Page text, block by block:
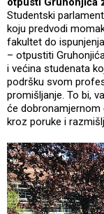
Studentski
koju predvodi
fakultet do
– otpustiti
i većina studenata
podršku svom
promišljanje. To bi,
će dobronamjernom
kroz poruke i